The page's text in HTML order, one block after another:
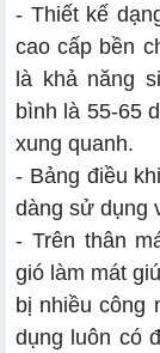
- Thiết kế
cao cấp bền
là khả năng
bình là 55-65
xung quanh.
- Bảng điều
dàng sử dụng
- Trên thân
gió làm mát
bị nhiều công
dụng luôn có